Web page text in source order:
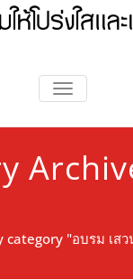
Sujaritthai
TOGGLE
category "อบรม เสว